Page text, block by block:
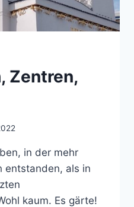
Zentren,
in der mehr
entstanden, als in
kaum. Es gärte!